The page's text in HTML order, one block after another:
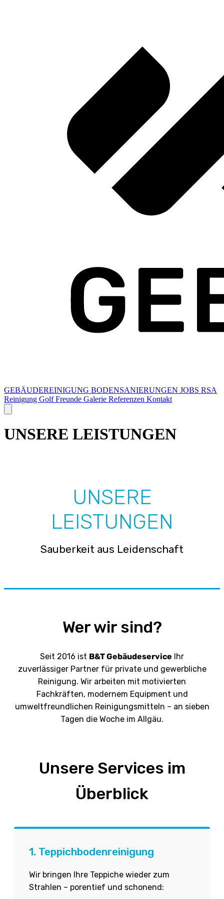
GEBÄUDEREINIGUNG BODENSANIERUNGEN JOBS RSA
Reinigung Golf Freunde Galerie Referenzen Kontakt
UNSERE LEISTUNGEN
UNSERE
LEISTUNGEN
Sauberkeit aus Leidenschaft
Wer wir sind?
Seit 2016 ist B&T Gebäudeservice Ihr
zuverlässiger Partner für private und gewerbliche
Reinigung. Wir arbeiten mit motivierten
Fachkräften, modernem Equipment und
umweltfreundlichen Reinigungsmitteln – an sieben
Tagen die Woche im Allgäu.
Unsere Services im
Überblick
1. Teppichbodenreinigung
Wir bringen Ihre Teppiche wieder zum
Strahlen – porentief und schonend: